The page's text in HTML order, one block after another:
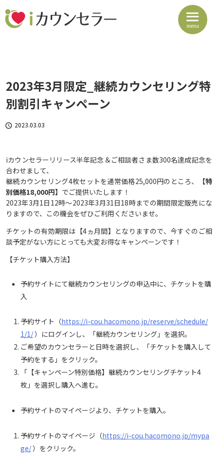
料金
よくある質問・注意事項
お問い合わせ
利用規約
プライバシーポリシー
特定商取引法に基づく表記
2023年3月限定_継続カウンセリング特
別割引キャンペーン
 2023.03.03
iカウンセラーリリース半年記念＆ご相談者さま数300名達成記念を
合わせまして、
継続カウンセリング4枚セットを通常価格25,000円のところ、
【特
別価格18,000円】 でご提供いたします！
2023年3月1日12時～2023年3月31日18時までの期間限定販売にな
りますので、この機会をぜひご利用くださいませ。
チケットの有効期限は【4ヵ月間】となりますので、今すぐのご相
談予定がない方にとっても大変お得なキャンペーンです！
【チケット購入方法】
予約サイトにて継続カウンセリングの申込中に、チケットを購
入
予約サイト（https://i-cou.hacomono.jp/reserve/schedule/
1/1/）にログインし、「継続カウンセリング」を選択。
ご希望のカウンセラーと日時を選択し、「チケットを購入して
予約をする」をクリック。
「【キャンペーン特別価格】継続カウンセリングチケット4
枚」を選択し購入へ進む。
予約サイトのマイページより、チケットを購入。
予約サイトのマイページ（https://i-cou.hacomono.jp/mypa
ge/）をクリック。